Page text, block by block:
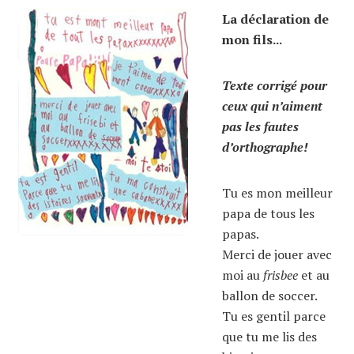
La déclaration de
mon fils...
Texte corrigé pour
ceux qui n’aiment
pas les fautes
d’orthographe!
Tu es mon meilleur
papa de tous les
papas.
Merci de jouer avec
moi au frisbee et au
ballon de soccer.
Tu es gentil parce
que tu me lis des